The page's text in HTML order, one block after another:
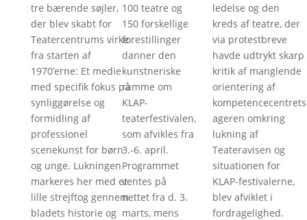
tre bærende søjler,
der blev skabt for
Teatercentrums virke
fra starten af
1970’erne: Et medie
med specifik fokus på
synliggørelse og
formidling af
professionel
scenekunst for børn
og unge. Lukningen
markeres her med et
lille strejftog gennem
bladets historie og
100 teatre og
150 forskellige
forestillinger
danner den
kunstneriske
ramme om
KLAP-
teaterfestivalen,
som afvikles fra
3.-6. april.
Programmet
ventes på
nettet fra d. 3.
marts, mens
ledelse og den
kreds af teatre, der
via protestbreve
havde udtrykt skarp
kritik af manglende
orientering af
kompetencecentrets
ageren omkring
lukning af
Teateravisen og
situationen for
KLAP-festivalerne,
blev afviklet i
fordragelighed.